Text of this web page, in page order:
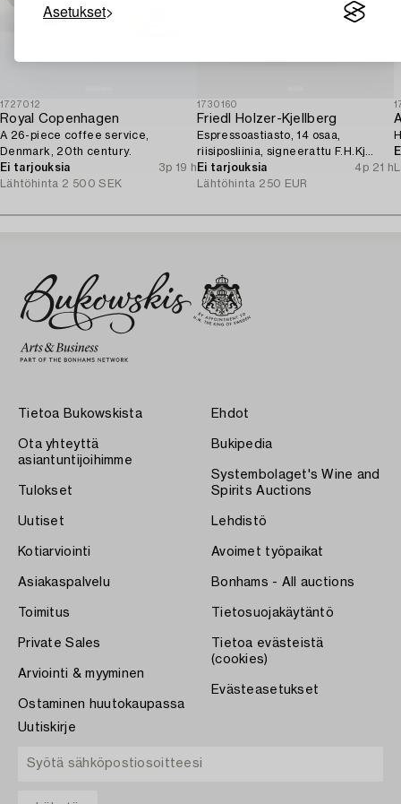
Asetukset
1727012
Royal Copenhagen
A 26-piece coffee service,
Denmark, 20th century.
Ei tarjouksia
3p 19 h
Lähtöhinta 2 500 SEK
1730160
Friedl Holzer-Kjellberg
Espressoastiasto, 14 osaa,
riisiposliinia, signeerattu F.H.Kj
Arabia Finland.
Ei tarjouksia
4p 21 h
Lähtöhinta 250 EUR
Tietoa Bukowskista
Ota yhteyttä
asiantuntijoihimme
Tulokset
Uutiset
Kotiarviointi
Asiakaspalvelu
Toimitus
Private Sales
Arviointi & myyminen
Ostaminen huutokaupassa
Ehdot
Bukipedia
Systembolaget's Wine and
Spirits Auctions
Lehdistö
Avoimet työpaikat
Bonhams - All auctions
Tietosuojakäytäntö
Tietoa evästeistä
(cookies)
Evästeasetukset
Uutiskirje